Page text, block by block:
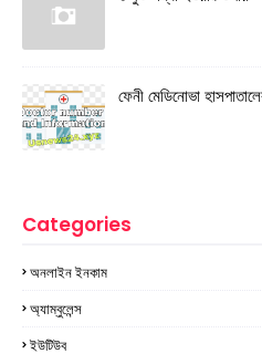
ফেনী মেডিনোভা
Categories
অনলাইন ইনকাম
অ্যাম্বুলেন্স
ইউটিউব